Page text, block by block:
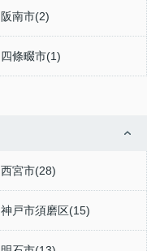
阪南市(2)
四條畷市(1)
西宮市(28)
神戸市須磨区(15)